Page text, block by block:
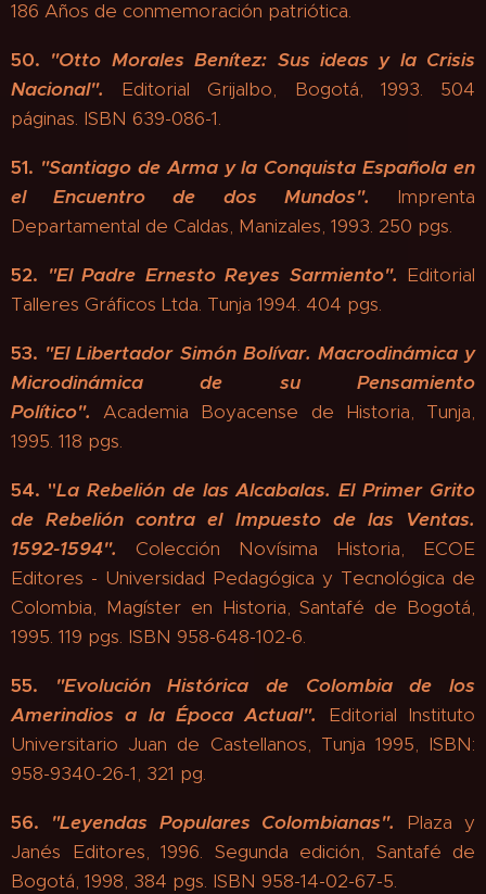
186 Años de conmemoración patriótica.
50. "Otto Morales Benítez: Sus ideas y la Crisis
Nacional". Editorial Grijalbo, Bogotá, 1993. 504
páginas. ISBN 639-086-1.
51. "Santiago de Arma y la Conquista Española en
el Encuentro de dos Mundos".
Imprenta
Departamental de Caldas, Manizales, 1993. 250 pgs.
52. "El Padre Ernesto Reyes Sarmiento". Editorial
Talleres Gráficos Ltda. Tunja 1994. 404 pgs.
53. "El Libertador Simón Bolívar. Macrodinámica y
Microdinámica de su Pensamiento
Político". Academia Boyacense de Historia, Tunja,
1995. 118 pgs.
54. "La Rebelión de las Alcabalas. El Primer Grito
de Rebelión contra el Impuesto de las Ventas.
1592-1594".
Colección Novísima Historia, ECOE
Editores - Universidad Pedagógica y Tecnológica de
Colombia, Magíster en Historia, Santafé de Bogotá,
1995. 119 pgs. ISBN 958-648-102-6.
55. "Evolución Histórica de Colombia de los
Amerindios a la Época Actual".
Editorial Instituto
Universitario Juan de Castellanos, Tunja 1995, ISBN:
958-9340-26-1, 321 pg.
56. "Leyendas Populares Colombianas".
Plaza y
Janés Editores, 1996. Segunda edición, Santafé de
Bogotá, 1998, 384 pgs. ISBN 958-14-02-67-5.